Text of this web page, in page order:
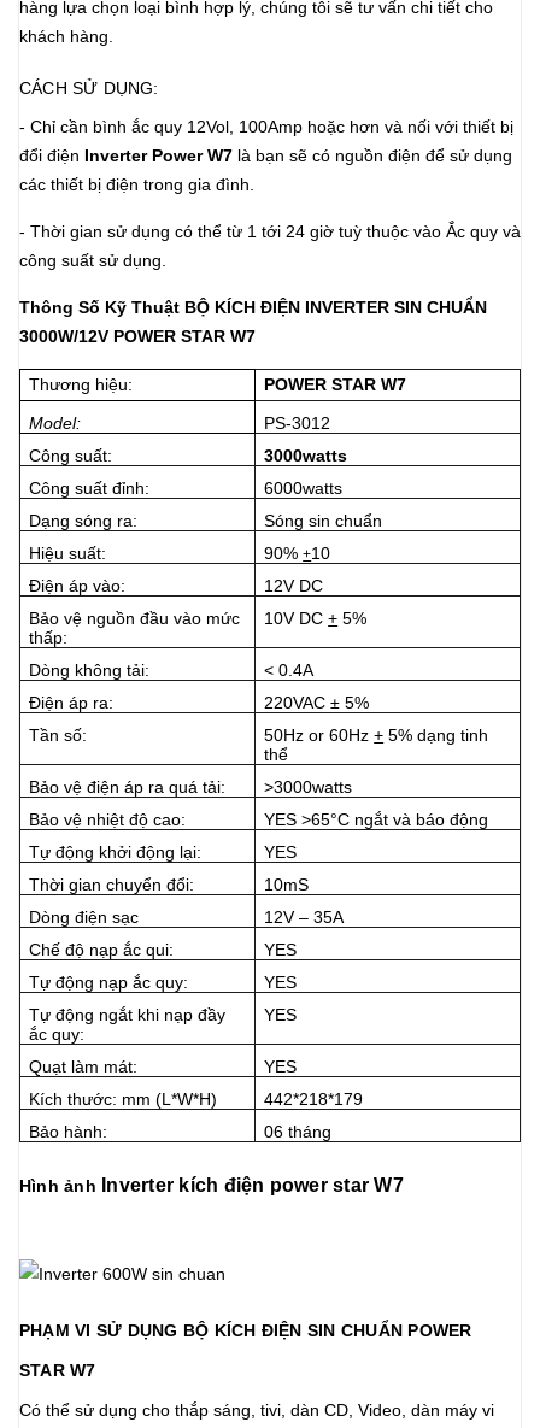
hàng lựa chọn loại bình hợp lý, chúng tôi sẽ tư vấn chi tiết cho
khách hàng.
CÁCH SỬ DỤNG:
- Chỉ cần bình ắc quy 12Vol, 100Amp hoặc hơn và nối với thiết bị
đổi điện Inverter Power W7 là bạn sẽ có nguồn điện để sử dụng
các thiết bị điện trong gia đình.
- Thời gian sử dụng có thể từ 1 tới 24 giờ tuỳ thuộc vào Ắc quy và
công suất sử dụng.
Thông Số Kỹ Thuật BỘ KÍCH ĐIỆN INVERTER SIN CHUẨN
3000W/12V POWER STAR W7
Thương hiệu:
POWER STAR W7
Model:
PS-3012
Công suất:
3000watts
Công suất đỉnh:
6000watts
Dạng sóng ra:
Sóng sin chuẩn
Hiệu suất:
90%+10
Điện áp vào:
12V DC
Bảo vệ nguồn đầu vào mức
thấp:
10V DC+ 5%
Dòng không tải:
< 0.4A
Điện áp ra:
220VAC ± 5%
Tần số:
50Hz or 60Hz + 5% dạng tinh
thể
Bảo vệ điện áp ra quá tải:
>3000watts
Bảo vệ nhiệt độ cao:
YES >65°C ngắt và báo động
Tự động khởi động lại:
YES
Thời gian chuyển đổi:
10mS
Dòng điện sạc
12V – 35A
Chế độ nạp ắc qui:
YES
Tự động nạp ắc quy:
YES
Tự động ngắt khi nạp đầy
ắc quy:
YES
Quạt làm mát:
YES
Kích thước: mm (L*W*H)
442*218*179
Bảo hành:
06 tháng
Hình ảnh Inverter kích điện power star W7
PHẠM VI SỬ DỤNG BỘ KÍCH ĐIỆN SIN CHUẨN POWER
STAR W7
Có thể sử dụng cho thắp sáng, tivi, dàn CD, Video, dàn máy vi